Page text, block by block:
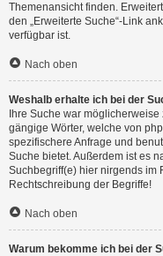
Themenansicht finden.
den „Erweiterte Suche“-Link
verfügbar ist.
Nach oben
Weshalb erhalte ich bei der
Ihre Suche war
gängige Wörter, welche von
spezifischere Anfrage und
Suche bietet. Außerdem ist es
Suchbegriff(e) hier nirgends im
Rechtschreibung der Begriffe!
Nach oben
Warum bekomme ich bei der